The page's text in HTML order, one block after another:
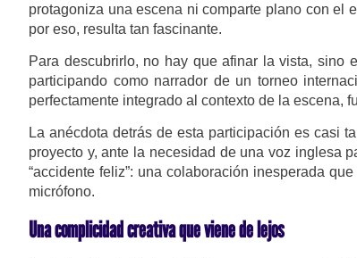
protagoniza una escena ni comparte plano con el
por eso, resulta tan fascinante.
Para descubrirlo, no hay que afinar la vista, sino
participando como narrador de un torneo
perfectamente integrado al contexto de la escena,
La anécdota detrás de esta participación es casi
proyecto y, ante la necesidad de una voz inglesa
“accidente feliz”: una colaboración inesperada
micrófono.
Una complicidad creativa que viene de lejos